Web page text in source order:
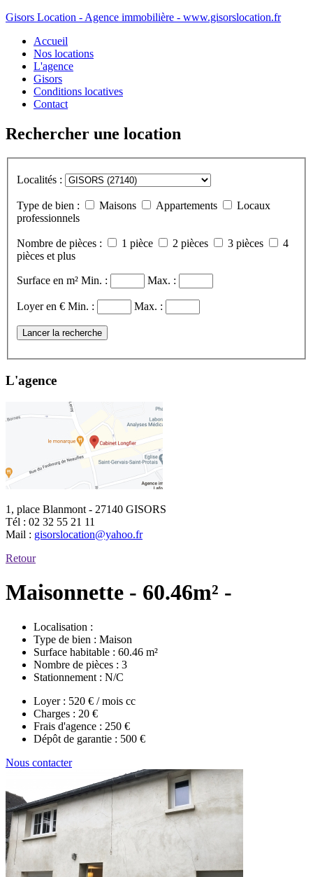
Gisors Location - Agence immobilière - www.gisorslocation.fr
Accueil
Nos locations
L'agence
Gisors
Conditions locatives
Contact
Rechercher une location
Localités :
Type de bien : Maisons Appartements
Locaux
professionnels
Nombre de pièces : 1 pièce 2 pièces 3 pièces
4
pièces et plus
Surface en m² Min. : Max. :
Loyer en € Min. : Max. :
Lancer la recherche
L'agence
1, place Blanmont - 27140 GISORS
Tél : 02 32 55 21 11
Mail : gisorslocation@yahoo.fr
Retour
Maisonnette - 60.46m² -
Localisation :
Type de bien : Maison
Surface habitable : 60.46 m²
Nombre de pièces : 3
Stationnement : N/C
Loyer : 520 € / mois cc
Charges : 20 €
Frais d'agence : 250 €
Dépôt de garantie : 500 €
Nous contacter